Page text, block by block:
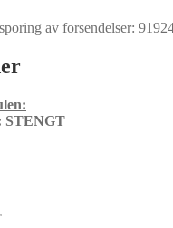
av forsendelser:
STENGT